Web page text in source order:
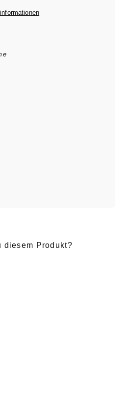
diesem Produkt?